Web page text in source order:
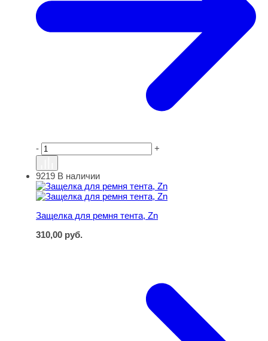
- +
Защелка для ремня тента, Zn
9219 В наличии
Защелка для ремня тента, Zn
310,00 руб.